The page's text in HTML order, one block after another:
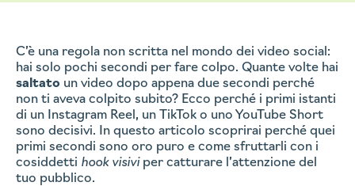
C’è una regola non scritta nel mondo dei video social:
hai solo pochi secondi per fare colpo. Quante volte hai
saltato un video dopo appena due secondi perché
non ti aveva colpito subito? Ecco perché i primi istanti
di un Instagram Reel, un TikTok o uno YouTube Short
sono decisivi. In questo articolo scoprirai perché quei
primi secondi sono oro puro e come sfruttarli con i
cosiddetti hook visiviper catturare l’attenzione del
tuo pubblico.